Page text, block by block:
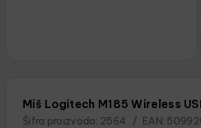
Miš Logitech M185 Wireless
Šifra proizvoda: 2564 / EAN: